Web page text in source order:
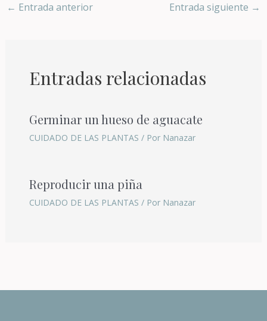
← Entrada anterior Entrada siguiente →
Entradas relacionadas
Germinar un hueso de aguacate
CUIDADO DE LAS PLANTAS / Por Nanazar
Reproducir una piña
CUIDADO DE LAS PLANTAS / Por Nanazar